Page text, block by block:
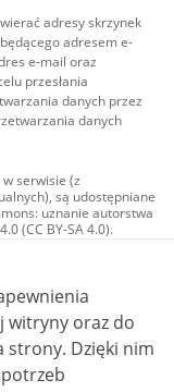
adresy skrzynek
adresem e-
e-mail oraz
przesłania
danych przez
danych
serwisie (z
są udostępniane
uznanie autorstwa
(CC BY-SA 4.0).
zdjęcia, materiały
na licencji typu
użycie
4.0 (CC BY-
inaczej.
witryny oraz do
nim